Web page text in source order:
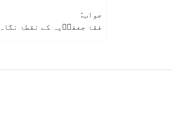
جواب:
فقۂ جعفرؑیہ کے نقطۂ